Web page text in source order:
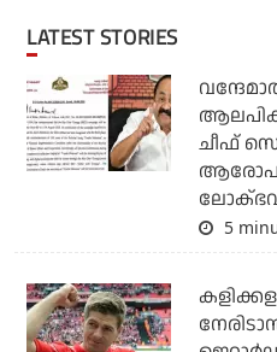
LATEST STORIES
ചീഫ്
5